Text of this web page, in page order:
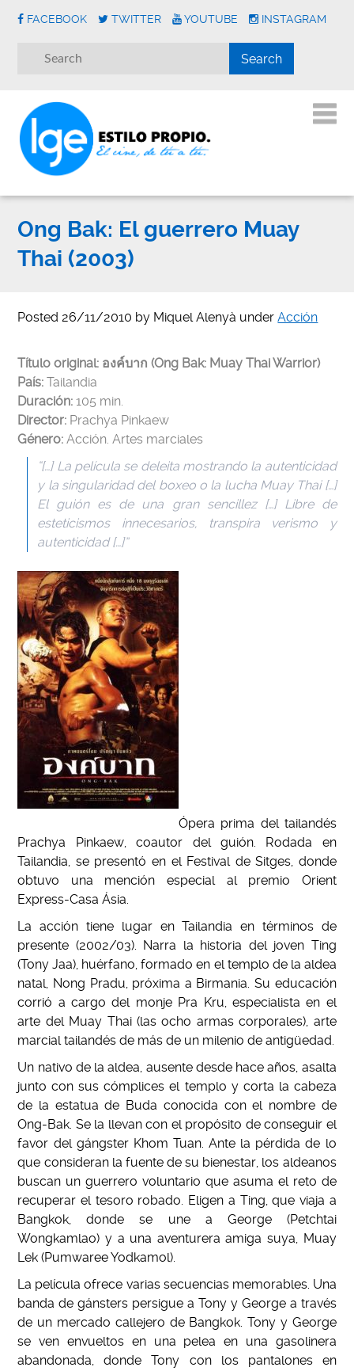
FACEBOOK TWITTER YOUTUBE INSTAGRAM
Ong Bak: El guerrero Muay
Thai (2003)
Posted26/11/2010 by Miquel Alenyà underAcción
Título original: องค์บาก (Ong Bak: Muay Thai Warrior)
País: Tailandia
Duración:105 min.
Director: Prachya Pinkaew
Género:Acción. Artes marciales
“[…] La película se deleita mostrando la autenticidad
y la singularidad del boxeo o la lucha Muay Thai […]
El guión es de una gran sencillez […] Libre de
esteticismos innecesarios, transpira verismo y
autenticidad […]”
Ópera prima del tailandés
Prachya Pinkaew, coautor del guión. Rodada en
Tailandia, se presentó en el Festival de Sitges, donde
obtuvo una mención especial al premio Orient
Express-Casa Ásia.
La acción tiene lugar en Tailandia en términos de
presente (2002/03). Narra la historia del joven Ting
(Tony Jaa), huérfano, formado en el templo de la aldea
natal, Nong Pradu, próxima a Birmania. Su educación
corrió a cargo del monje Pra Kru, especialista en el
arte del Muay Thai (las ocho armas corporales), arte
marcial tailandés de más de un milenio de antigüedad.
Un nativo de la aldea, ausente desde hace años, asalta
junto con sus cómplices el templo y corta la cabeza
de la estatua de Buda conocida con el nombre de
Ong-Bak. Se la llevan con el propósito de conseguir el
favor del gángster Khom Tuan. Ante la pérdida de lo
que consideran la fuente de su bienestar, los aldeanos
buscan un guerrero voluntario que asuma el reto de
recuperar el tesoro robado. Eligen a Ting, que viaja a
Bangkok, donde se une a George (Petchtai
Wongkamlao) y a una aventurera amiga suya, Muay
Lek (Pumwaree Yodkamol).
La película ofrece varias secuencias memorables. Una
banda de gánsters persigue a Tony y George a través
de un mercado callejero de Bangkok. Tony y George
se ven envueltos en una pelea en una gasolinera
abandonada, donde Tony con los pantalones en